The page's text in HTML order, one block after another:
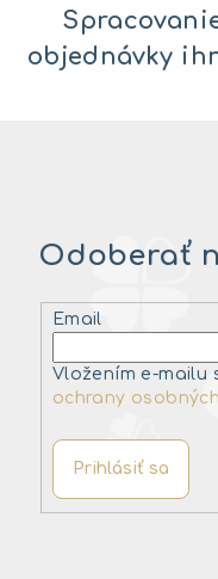
objednávky
Odoberať
Email
Vložením e-mailu
ochrany
Prihlásiť sa